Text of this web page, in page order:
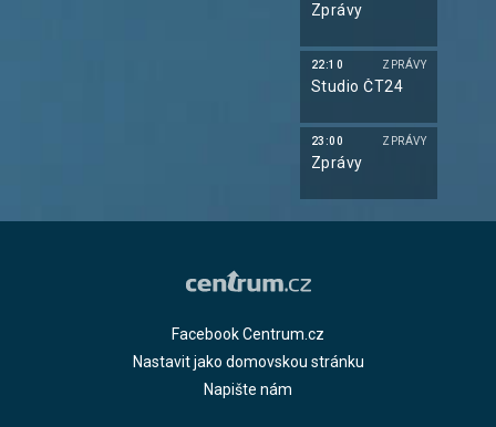
Zprávy
22:10 ZPRÁVY
Studio ČT24
23:00 ZPRÁVY
Zprávy
Facebook Centrum.cz
Nastavit jako domovskou stránku
Napište nám